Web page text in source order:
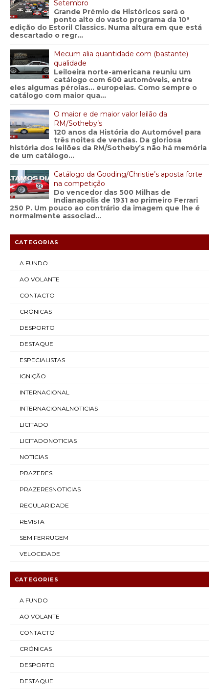
Setembro
Grande Prémio de Históricos será o
ponto alto do vasto programa da 10ª
edição do Estoril Classics. Numa altura em que está
descartado o regr...
Mecum alia quantidade com (bastante)
qualidade
Leiloeira norte-americana reuniu um
catálogo com 600 automóveis, entre
eles algumas pérolas… europeias. Como sempre o
catálogo com maior qua...
O maior e de maior valor leilão da
RM/Sotheby’s
120 anos da História do Automóvel para
três noites de vendas. Da gloriosa
história dos leilões da RM/Sotheby’s não há memória
de um catálogo...
Catálogo da Gooding/Christie’s aposta forte
na competição
Do vencedor das 500 Milhas de
Indianapolis de 1931 ao primeiro Ferrari
250 P. Um pouco ao contrário da imagem que lhe é
normalmente associad...
CATEGORIAS
A FUNDO
AO VOLANTE
CONTACTO
CRÓNICAS
DESPORTO
DESTAQUE
ESPECIALISTAS
IGNIÇÃO
INTERNACIONAL
INTERNACIONALNOTICIAS
LICITADO
LICITADONOTICIAS
NOTICIAS
PRAZERES
PRAZERESNOTICIAS
REGULARIDADE
REVISTA
SEM FERRUGEM
VELOCIDADE
CATEGORIES
A FUNDO
AO VOLANTE
CONTACTO
CRÓNICAS
DESPORTO
DESTAQUE